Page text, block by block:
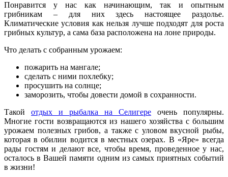
Понравится у нас как начинающим, так и опытным
грибникам – для них здесь настоящее раздолье.
Климатические условия как нельзя лучше подходят для роста
грибных культур, а сама база расположена на лоне природы.
Что делать с собранным урожаем:
пожарить на мангале;
сделать с ними похлебку;
просушить на солнце;
заморозить, чтобы довести домой в сохранности.
Такой отдых и рыбалка на Селигере очень популярны.
Многие гости возвращаются из нашего хозяйства с большим
урожаем полезных грибов, а также с уловом вкусной рыбы,
которая в обилии водится в местных озерах. В «Яре» всегда
рады гостям и делают все, чтобы время, проведенное у нас,
осталось в Вашей памяти одним из самых приятных событий
в жизни!